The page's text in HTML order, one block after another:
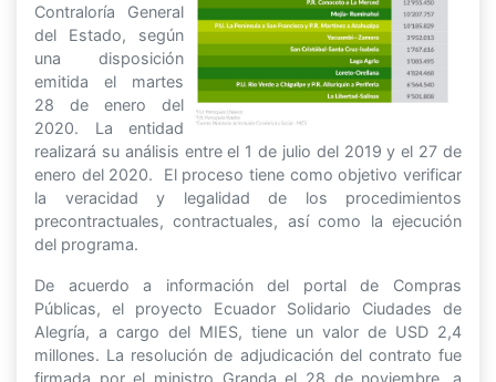
Contraloría General
del Estado, según
una disposición
emitida el martes
28 de enero del
2020. La entidad
realizará su análisis entre el 1 de julio del 2019 y el 27 de
enero del 2020. El proceso tiene como objetivo verificar
la veracidad y legalidad de los procedimientos
precontractuales, contractuales, así como la ejecución
del programa.
De acuerdo a información del portal de Compras
Públicas, el proyecto Ecuador Solidario Ciudades de
Alegría, a cargo del MIES, tiene un valor de USD 2,4
millones. La resolución de adjudicación del contrato fue